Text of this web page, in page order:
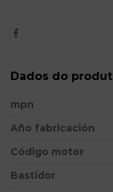
Dados do
mpn
Año fabricación
Código motor
Bastidor